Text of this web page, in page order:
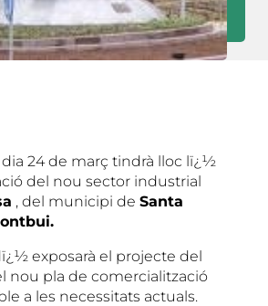
24 de març tindrà lloc lï¿½
del nou sector industrial
, del municipi deSanta
exposarà el projecte del
nou pla de comercialització
a les necessitats actuals.